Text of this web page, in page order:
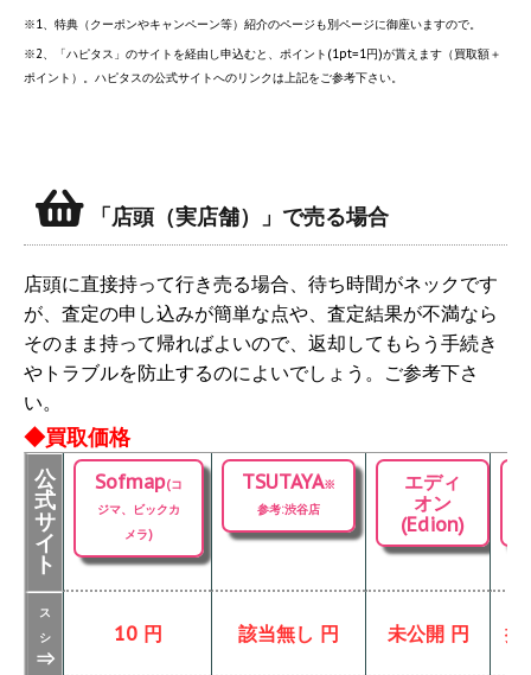
※1、特典（クーポンやキャンペーン等）紹介のページも別ページに御座いますので。
※2、「ハピタス」のサイトを経由し申込むと、ポイント(1pt=1円)が貰えます（買取額＋
ポイント）。ハピタスの公式サイトへのリンクは上記をご参考下さい。
「店頭（実店舗）」で売る場合
店頭に直接持って行き売る場合、待ち時間がネックです
が、査定の申し込みが簡単な点や、査定結果が不満なら
そのまま持って帰ればよいので、返却してもらう手続き
やトラブルを防止するのによいでしょう。ご参考下さ
い。
◆買取価格
公
式
サ
イ
ト
Sofmap(コ
ジマ、ビックカ
メラ)
TSUTAYA※
参考:渋谷店
エディ
オン
(Edion)
ス
シ
⇒
10 円 該当無し 円 未公開 円 掲